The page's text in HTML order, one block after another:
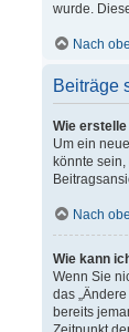
wurde.
Nach
Beiträge
Wie
Um ein
könnte
Nach
Wie kann
Wenn Sie
das
bereits